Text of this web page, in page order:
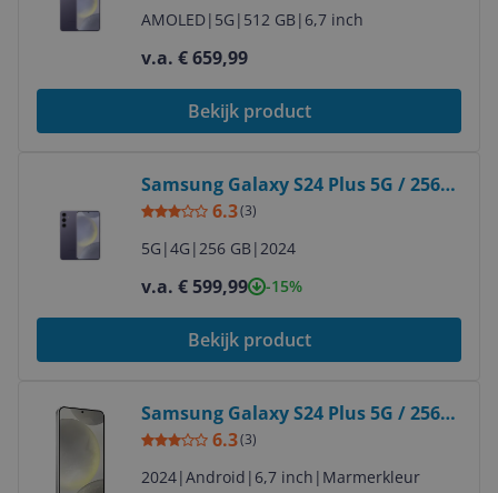
AMOLED| 5G | 512 GB| 6,7 inch
v.a. € 659,99
Bekijk product
Samsung Galaxy S24 Plus 5G / 256
GB / Cobalt Violet / 5G
6.3(3)
5G |4G |256 GB|2024
v.a. € 599,99 -15%
Bekijk product
Samsung Galaxy S24 Plus 5G / 256
GB / Marble Grey / 5G
6.3(3)
2024|Android | 6,7 inch | Marmerkleur